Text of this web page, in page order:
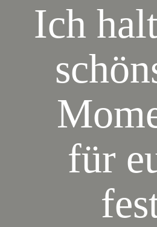
Ich
für